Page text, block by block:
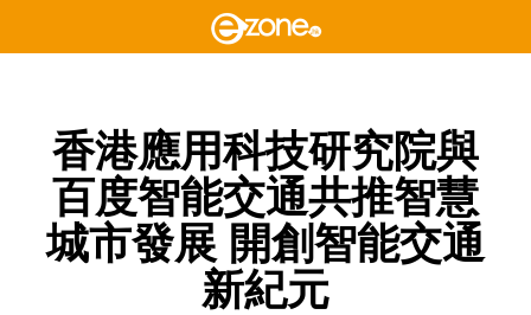
香港應用科技研究院與
百度智能交通共推智慧
城市發展 開創智能交通
新紀元